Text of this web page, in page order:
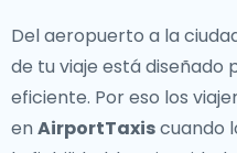
Del aeropuerto a la
de tu viaje está diseñado
eficiente. Por eso los
en AirportTaxiscuando